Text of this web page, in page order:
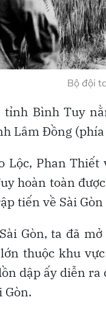
Bộ đội
tỉnh Bình Tuy
Lâm Đồng (phía
Lộc, Phan
hoàn toàn
tiến về Sài
Gòn, ta đã
thuộc khu
dập ấy diễn
Gòn.